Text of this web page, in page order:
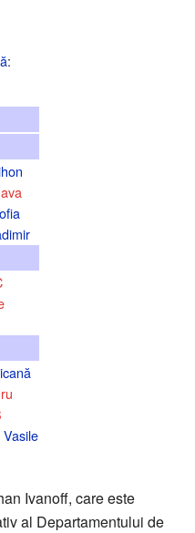
:
Ivanoff, care este
al Departamentului de